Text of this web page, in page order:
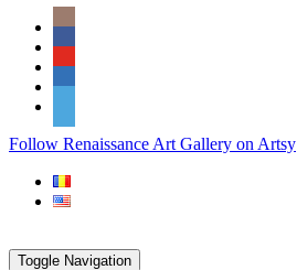
Skip
content
Social
Icons
PARTENER
Follow Renaissance Art Gallery on Artsy
Toggle Navigation